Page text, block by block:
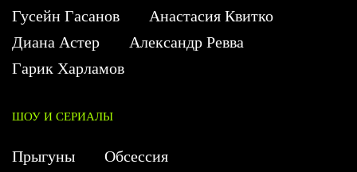
Гусейн Гасанов
Анастасия Квитко
Диана Астер
Александр Ревва
Гарик Харламов
ШОУ И СЕРИАЛЫ
Прыгуны
Обсессия